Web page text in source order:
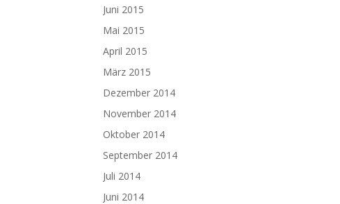
Juni 2015
Mai 2015
April 2015
März 2015
Dezember 2014
November 2014
Oktober 2014
September 2014
Juli 2014
Juni 2014